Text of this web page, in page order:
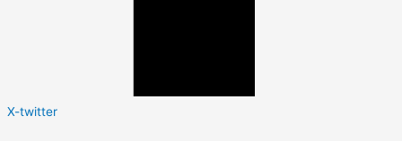
X-twitter